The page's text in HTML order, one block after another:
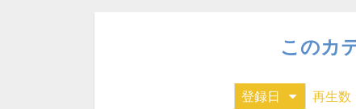
このカ
登録日 再生数